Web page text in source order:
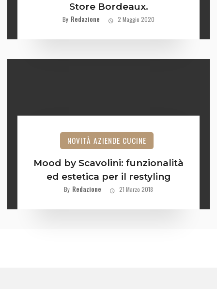
Store Bordeaux.
By Redazione 2 Maggio 2020
NOVITÀ AZIENDE CUCINE
Mood by Scavolini: funzionalità
ed estetica per il restyling
By Redazione 21 Marzo 2018